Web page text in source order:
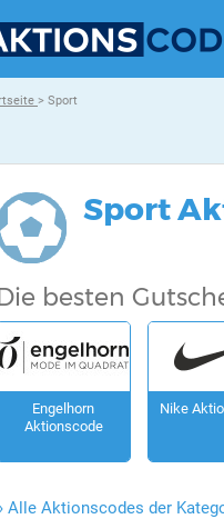
> Sport
Sport
besten
Engelhorn
Aktionscode
Nike
Alle Aktionscodes der